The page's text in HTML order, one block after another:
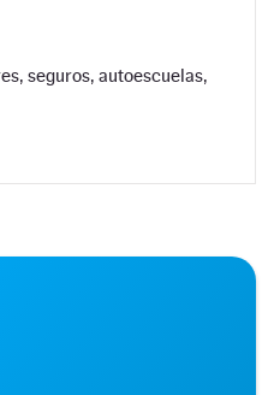
seguros, autoescuelas,